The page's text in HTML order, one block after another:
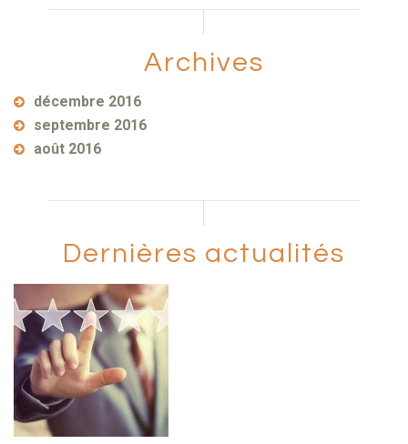
Archives
décembre 2016
septembre 2016
août 2016
Dernières actualités